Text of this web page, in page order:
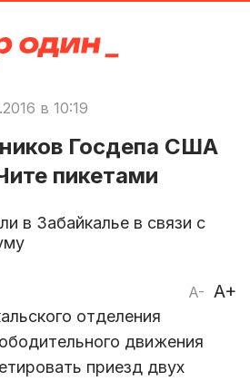
в 10:19
Госдепа США
пикетами
в Забайкалье в связи с
A- A+
отделения
движения
приезд двух